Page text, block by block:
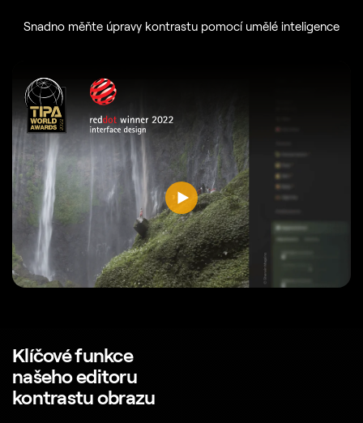
Snadno měňte úpravy kontrastu pomocí umělé inteligence
Klíčové funkce
našeho editoru
kontrastu obrazu